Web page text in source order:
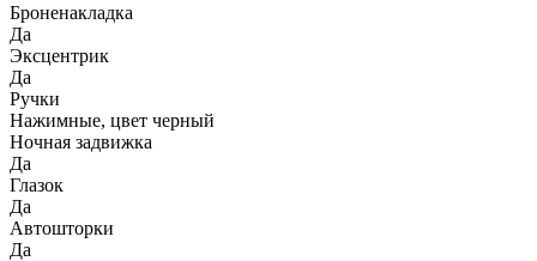
Броненакладка
Да
Эксцентрик
Да
Ручки
Нажимные, цвет черный
Ночная задвижка
Да
Глазок
Да
Автошторки
Да